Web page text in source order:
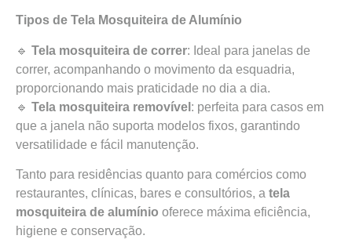
Tipos de Tela Mosquiteira de Alumínio
🔹 Tela mosquiteira de correr: Ideal para janelas de
correr, acompanhando o movimento da esquadria,
proporcionando mais praticidade no dia a dia.
🔹 Tela mosquiteira removível : perfeita para casos em
que a janela não suporta modelos fixos, garantindo
versatilidade e fácil manutenção.
Tanto para residências quanto para comércios como
restaurantes, clínicas, bares e consultórios, a tela
mosquiteira de alumínio oferece máxima eficiência,
higiene e conservação.